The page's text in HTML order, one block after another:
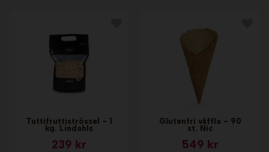
Tuttifruttiströssel - 1
kg. Lindahls
239 kr
Glutenfri våffla - 90
st. Nic
549 kr